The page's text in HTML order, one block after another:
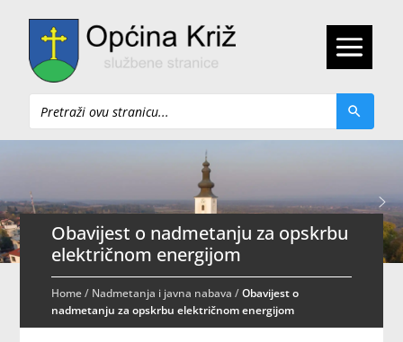
Pretraži
Obavijest o nadmetanju za opskrbu
električnom energijom
Home/ Nadmetanja i javna nabava /Obavijest o
nadmetanju za opskrbu električnom energijom